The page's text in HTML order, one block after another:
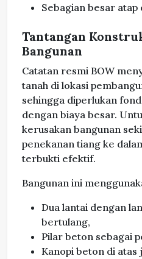
Sebagian besar
Tantangan
Bangunan
Catatan resmi BOW
tanah di lokasi
sehingga diperlukan
dengan biaya besar.
kerusakan bangunan
penekanan tiang ke
terbukti efektif.
Bangunan ini
Dua lantai dengan
bertulang,
Pilar beton sebagai
Kanopi beton di atas